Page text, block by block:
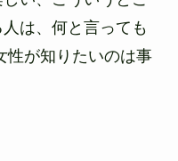
は、何と言っても
性が知りたいのは事